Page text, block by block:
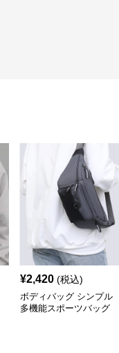
¥2,420 (税込)
ボディバッグ シンプル
多機能スポーツバッグ